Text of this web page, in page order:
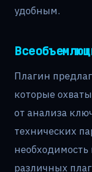
удобным.
Плагин
которые
от анализа
технических
необходимость
различных